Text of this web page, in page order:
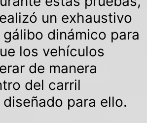
un exhaustivo
dinámico para
los vehículos
de manera
del carril
para ello.